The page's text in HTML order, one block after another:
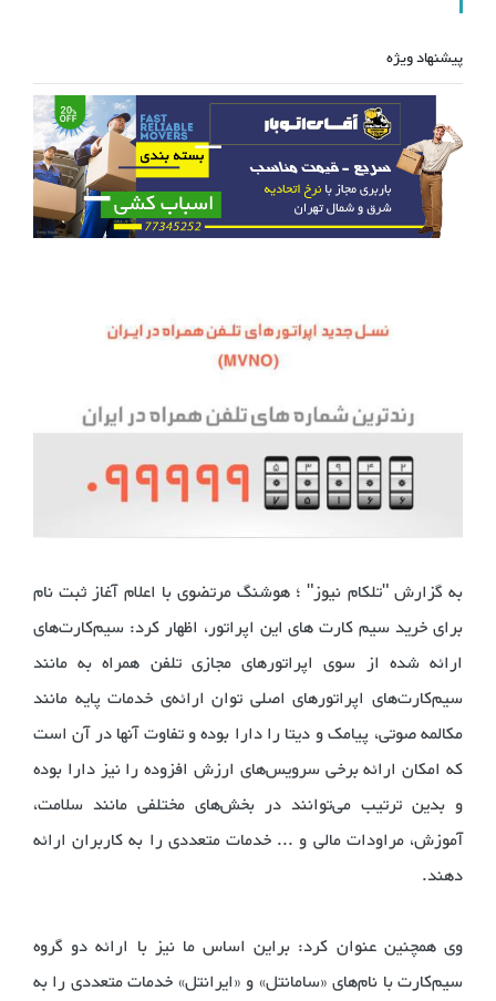
پیشنهاد ویژه
به گزارش "تلکام نیوز" ؛ هوشنگ مرتضوی با اعلام آغاز ثبت نام
برای خرید سیم کارت‌ های این اپراتور، اظهار کرد: سیم‌کارت‌های
ارائه شده از سوی اپراتورهای مجازی تلفن همراه به مانند
سیم‌کارت‌های اپراتورهای اصلی توان ارائه‌ی خدمات پایه مانند
مکالمه صوتی، پیامک و دیتا را دارا بوده و تفاوت آنها در آن است
که امکان ارائه برخی سرویس‌های ارزش افزوده را نیز دارا بوده
و بدین ترتیب می‌توانند در بخش‌های مختلفی مانند سلامت،
آموزش، مراودات مالی و ... خدمات متعددی را به کاربران ارائه
دهند.
وی همچنین عنوان کرد: براین اساس ما نیز با ارائه‌ دو گروه
سیم‌کارت با نام‌های «سامانتل» و «ایرانتل» خدمات متعددی را به